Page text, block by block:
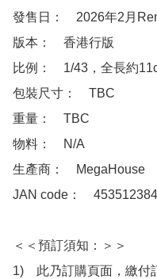
發售日：　2026年2月
版本：　香港行版
比例：　1/43，全長約
包裝尺寸：　TBC
重量：　TBC
物料：　N/A
生產商：　MegaHouse
JAN code：　
＜＜預訂須知：＞＞
1)　此乃訂購頁面，繳